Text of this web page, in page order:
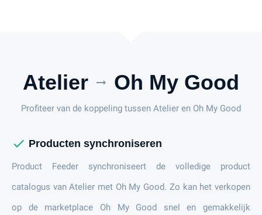
Atelier arrow_right_alt Oh My Good
Profiteer van de koppeling tussen Atelier en Oh My Good
check Producten synchroniseren
Product Feeder synchroniseert de volledige product
catalogus van Atelier met Oh My Good. Zo kan het verkopen
op de marketplace Oh My Good snel en gemakkelijk